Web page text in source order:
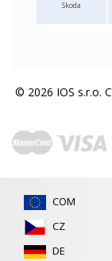
Skoda
© 2026 IOS s.r.o.
COM
CZ
DE